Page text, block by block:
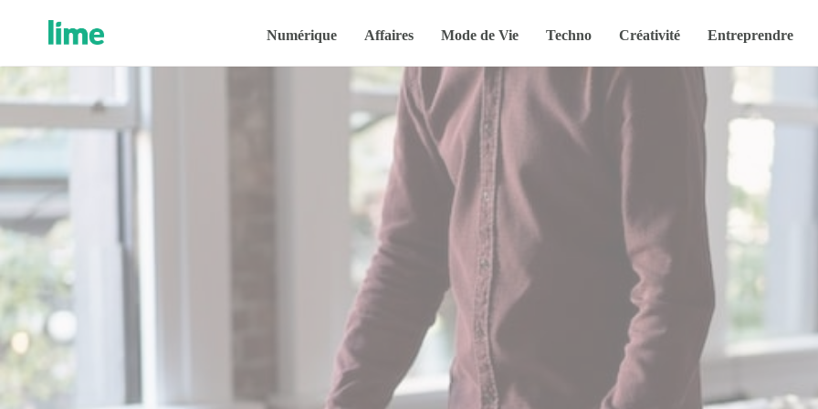
Numérique Affaires Mode de Vie Techno Créativité Entreprendre